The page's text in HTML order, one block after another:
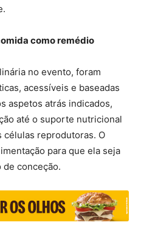
como remédio
no evento, foram
acessíveis e baseadas
aspetos atrás indicados,
até o suporte nutricional
células reprodutoras. O
para que ela seja
de conceção.